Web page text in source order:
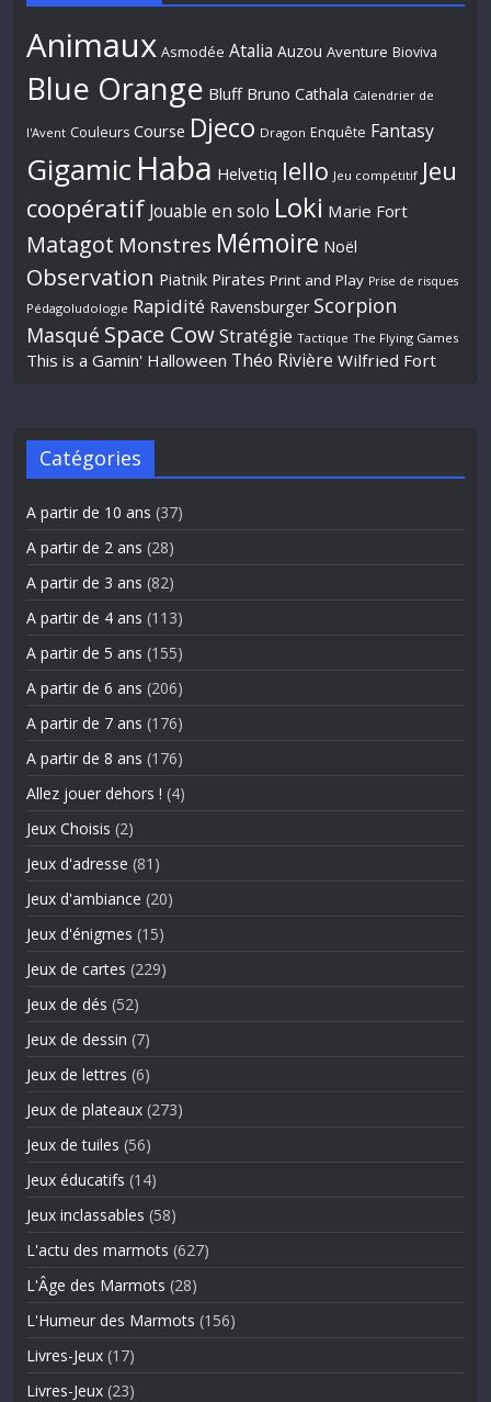
Animaux Asmodée Atalia Auzou Aventure Bioviva
Blue Orange Bluff Bruno Cathala Calendrier de
l'Avent Couleurs Course Djeco Dragon Enquête Fantasy
Gigamic Haba Helvetiq Iello Jeu compétitif Jeu
coopératif Jouable en solo Loki Marie Fort
Matagot Monstres Mémoire Noël
Observation Piatnik Pirates Print and Play Prise de risques
Pédagoludologie Rapidité Ravensburger Scorpion
Masqué Space Cow Stratégie Tactique The Flying Games
This is a Gamin' Halloween Théo Rivière Wilfried Fort
Catégories
A partir de 10 ans (37)
A partir de 2 ans (28)
A partir de 3 ans (82)
A partir de 4 ans (113)
A partir de 5 ans (155)
A partir de 6 ans (206)
A partir de 7 ans (176)
A partir de 8 ans (176)
Allez jouer dehors ! (4)
Jeux Choisis (2)
Jeux d'adresse (81)
Jeux d'ambiance (20)
Jeux d'énigmes (15)
Jeux de cartes (229)
Jeux de dés (52)
Jeux de dessin (7)
Jeux de lettres (6)
Jeux de plateaux (273)
Jeux de tuiles (56)
Jeux éducatifs (14)
Jeux inclassables (58)
L'actu des marmots (627)
L'Âge des Marmots (28)
L'Humeur des Marmots (156)
Livres-Jeux (17)
Livres-Jeux (23)